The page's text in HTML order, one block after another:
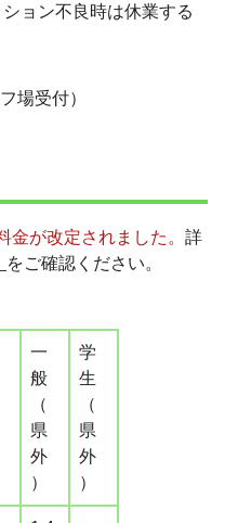
ョン不良時は休業する
場受付）
金が改定されました。 詳
をご確認ください。
一
般
（
県
外
）
学
生
（
県
外
）